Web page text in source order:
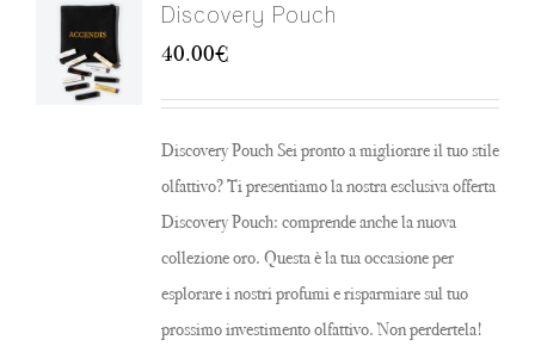
Discovery Pouch
40.00€
Discovery Pouch Sei pronto a migliorare il tuo stile
olfattivo? Ti presentiamo la nostra esclusiva offerta
Discovery Pouch: comprende anche la nuova
collezione oro. Questa è la tua occasione per
esplorare i nostri profumi e risparmiare sul tuo
prossimo investimento olfattivo. Non perdertela!